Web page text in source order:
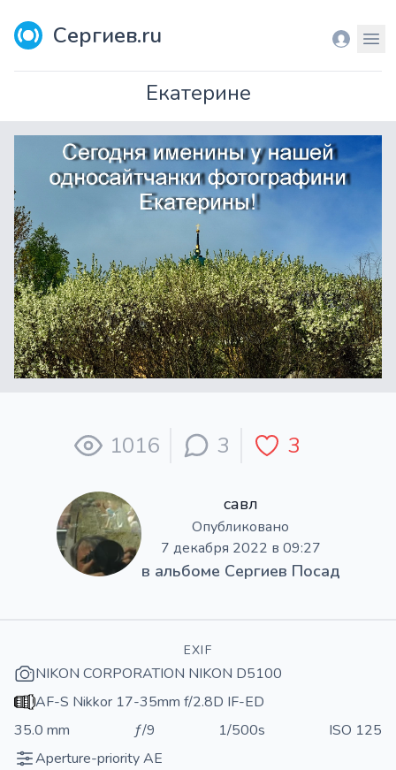
Сергиев.ru Вход
Екатерине
1016 3 3
савл
Опубликовано
7 декабря 2022 в 09:27
в альбоме Сергиев Посад
EXIF
NIKON CORPORATION NIKON D5100
AF-S Nikkor 17-35mm f/2.8D IF-ED
35.0 mm
ƒ/9 1/500s
ISO 125
Aperture-priority AE